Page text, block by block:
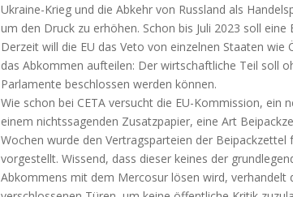
Ukraine-Krieg und die Abkehr von Russland als
um den Druck zu erhöhen. Schon bis Juli 2023 soll eine
Derzeit will die EU das Veto von einzelnen Staaten wie
das Abkommen aufteilen: Der wirtschaftliche Teil soll
Parlamente beschlossen werden können.
Wie schon bei CETA versucht die EU-Kommission, ein
einem nichtssagenden Zusatzpapier, eine Art
Wochen wurde den Vertragsparteien der
vorgestellt. Wissend, dass dieser keines der
Abkommens mit dem Mercosur lösen wird, verhandelt